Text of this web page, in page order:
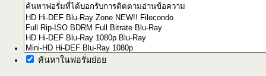
ค้นหาในฟอรั่มย่อย